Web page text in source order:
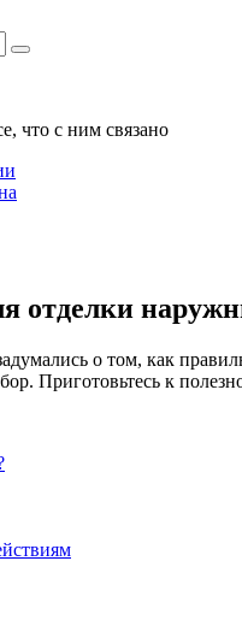
что с ним связано
отделки
о том, как
Приготовьтесь к